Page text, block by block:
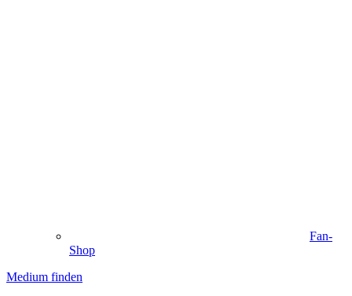
Fan-
Shop
Medium finden